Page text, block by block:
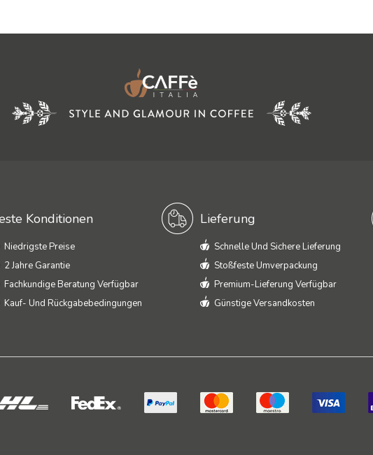
Konditionen
Niedrigste Preise
2 Jahre Garantie
Fachkundige Beratung Verfügbar
Kauf- Und Rückgabebedingungen
Lieferung
Schnelle Und Sichere Lieferung
Stoßfeste Umverpackung
Premium-Lieferung Verfügbar
Günstige Versandkosten